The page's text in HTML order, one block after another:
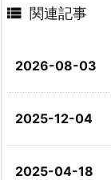
 関連記事
2026-08-03
2025-12-04
2025-04-18